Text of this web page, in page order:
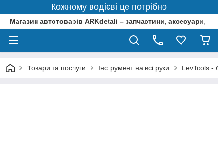
Кожному водієві це потрібно
Магазин автотоварів ARKdetali – запчастини, аксесуари,
Товари та послуги Інструмент на всі руки LevTools -